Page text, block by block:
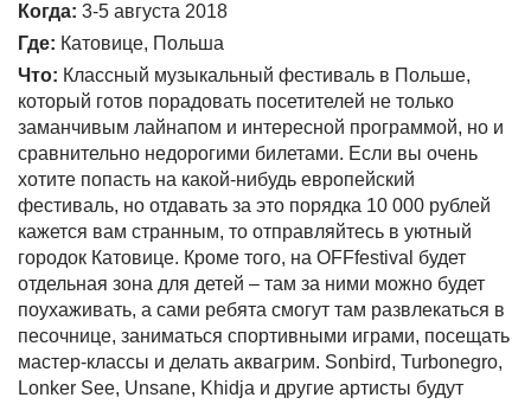
Когда: 3-5 августа 2018
Где: Катовице, Польша
Что: Классный музыкальный фестиваль в Польше,
который готов порадовать посетителей не только
заманчивым лайнапом и интересной программой, но и
сравнительно недорогими билетами. Если вы очень
хотите попасть на какой-нибудь европейский
фестиваль, но отдавать за это порядка 10 000 рублей
кажется вам странным, то отправляйтесь в уютный
городок Катовице. Кроме того, на OFFfestival будет
отдельная зона для детей – там за ними можно будет
поухаживать, а сами ребята смогут там развлекаться в
песочнице, заниматься спортивными играми, посещать
мастер-классы и делать аквагрим. Sonbird, Turbonegro,
Lonker See, Unsane, Khidja и другие артисты будут